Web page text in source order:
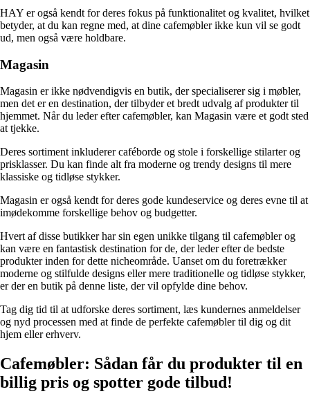
HAY er også kendt for deres fokus på funktionalitet og kvalitet, hvilket
betyder, at du kan regne med, at dine cafemøbler ikke kun vil se godt
ud, men også være holdbare.
Magasin
Magasin er ikke nødvendigvis en butik, der specialiserer sig i møbler,
men det er en destination, der tilbyder et bredt udvalg af produkter til
hjemmet. Når du leder efter cafemøbler, kan Magasin være et godt sted
at tjekke.
Deres sortiment inkluderer caféborde og stole i forskellige stilarter og
prisklasser. Du kan finde alt fra moderne og trendy designs til mere
klassiske og tidløse stykker.
Magasin er også kendt for deres gode kundeservice og deres evne til at
imødekomme forskellige behov og budgetter.
Hvert af disse butikker har sin egen unikke tilgang til cafemøbler og
kan være en fantastisk destination for de, der leder efter de bedste
produkter inden for dette nicheområde. Uanset om du foretrækker
moderne og stilfulde designs eller mere traditionelle og tidløse stykker,
er der en butik på denne liste, der vil opfylde dine behov.
Tag dig tid til at udforske deres sortiment, læs kundernes anmeldelser
og nyd processen med at finde de perfekte cafemøbler til dig og dit
hjem eller erhverv.
Cafemøbler: Sådan får du produkter til en
billig pris og spotter gode tilbud!